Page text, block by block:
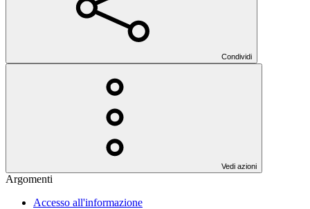
Condividi
Vedi azioni
Argomenti
Accesso all'informazione